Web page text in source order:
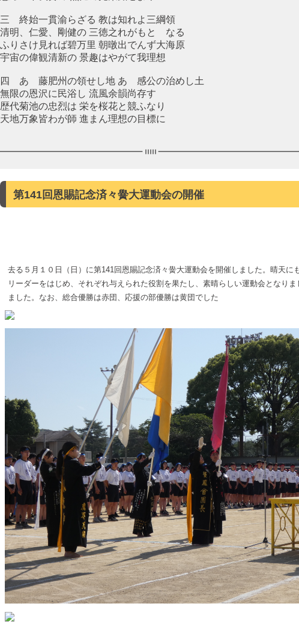
三 終始一貫渝らざる 教は知れよ三綱領
清明、仁愛、剛健の 三徳之れがもとゝなる
ふりさけ見れば碧万里 朝暾出でんず大海原
宇宙の偉観清新の 景趣はやがて我理想
四 あゝ藤肥州の領せし地 あゝ感公の治めし土
無限の恩沢に民浴し 流風余韻尚存す
歴代菊池の忠烈は 栄を桜花と競ふなり
天地万象皆わが師 進まん理想の目標に
第141回恩賜記念済々黌大運動会の開催
去る５月１０日（日）に第141回恩賜記念済々黌大運動会を開催しました。晴天
リーダーをはじめ、それぞれ与えられた役割を果たし、素晴らしい運動会となり
ました。なお、総合優勝は赤団、応援の部優勝は黄団でした